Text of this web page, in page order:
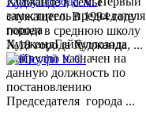
заместитель председателя
города
ХуджандГайбуллозода
Хайрулло назначен на
данную должность по
постановлению
Председателя города ...
служащего. В 1994 году
пошел в среднюю школу
№18 города Худжанда, ...